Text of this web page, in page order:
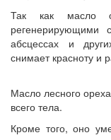
Так как масло
регенерирующими
абсцессах и
снимает красноту и
Масло лесного
всего тела.
Кроме того, оно